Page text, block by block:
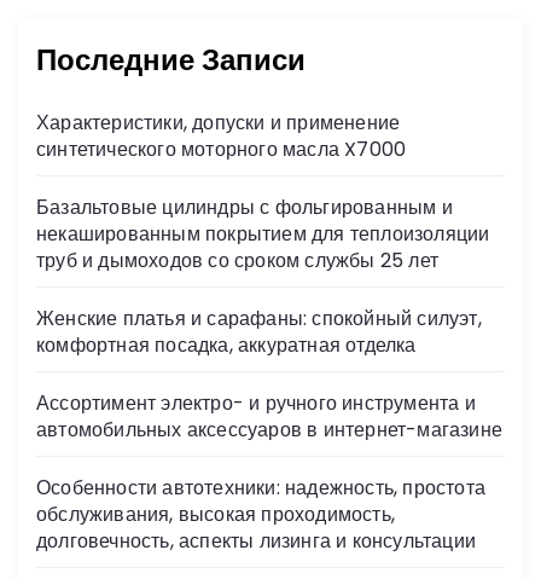
Последние Записи
Характеристики, допуски и применение
синтетического моторного масла X7000
Базальтовые цилиндры с фольгированным и
некашированным покрытием для теплоизоляции
труб и дымоходов со сроком службы 25 лет
Женские платья и сарафаны: спокойный силуэт,
комфортная посадка, аккуратная отделка
Ассортимент электро- и ручного инструмента и
автомобильных аксессуаров в интернет-магазине
Особенности автотехники: надежность, простота
обслуживания, высокая проходимость,
долговечность, аспекты лизинга и консультации